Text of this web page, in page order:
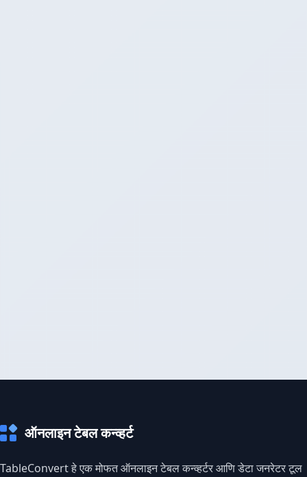
ऑनलाइन टेबल कन्व्हर्ट
TableConvert हे एक मोफत ऑनलाइन टेबल कन्व्हर्टर आणि डेटा जनरेटर टूल